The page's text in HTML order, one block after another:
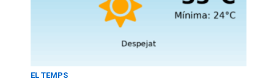
EL TEMPS